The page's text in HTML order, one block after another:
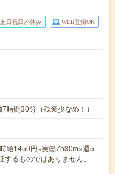
土日祝日が休み WEB登録OK
時間30分（残業少なめ！）
給1450円×実働7h30m×週5
るものではありません。